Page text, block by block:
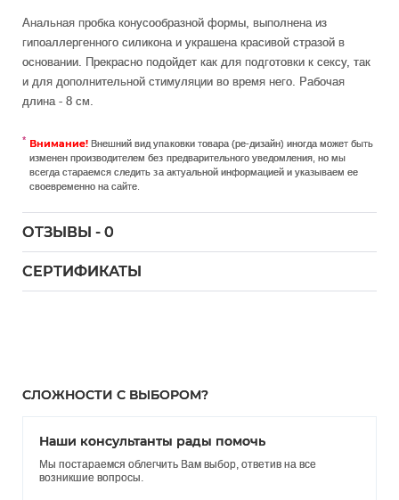
Анальная пробка конусообразной формы, выполнена из
гипоаллергенного силикона и украшена красивой стразой в
основании. Прекрасно подойдет как для подготовки к сексу, так
и для дополнительной стимуляции во время него. Рабочая
длина - 8 см.
Внимание! Внешний вид упаковки товара (ре-дизайн) иногда может быть
изменен производителем без предварительного уведомления, но мы
всегда стараемся следить за актуальной информацией и указываем ее
своевременно на сайте.
ОТЗЫВЫ - 0
СЕРТИФИКАТЫ
СЛОЖНОСТИ С ВЫБОРОМ?
Наши консультанты рады помочь
Мы постараемся облегчить Вам выбор, ответив на все
возникшие вопросы.